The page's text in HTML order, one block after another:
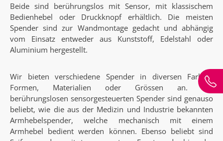
Beide sind berührungslos mit Sensor, mit klassischem
Bedienhebel oder Druckknopf erhältlich. Die meisten
Spender sind zur Wandmontage gedacht und abhängig
vom Einsatz entweder aus Kunststoff, Edelstahl oder
Aluminium hergestellt.
Wir bieten verschiedene Spender in diversen Farben,
Formen, Materialien oder Grössen an. Die
berührungslosen sensorgesteuerten Spender sind genauso
beliebt, wie die aus der Medizin und Industrie bekannten
Armhebelspender, welche mechanisch mit einem
Armhebel bedient werden können. Ebenso beliebt sind